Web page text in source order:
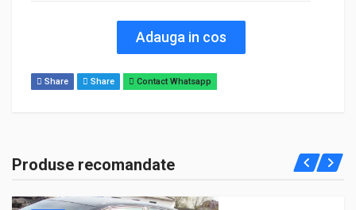
Adauga in cos
Share Share Contact Whatsapp
Produse recomandate